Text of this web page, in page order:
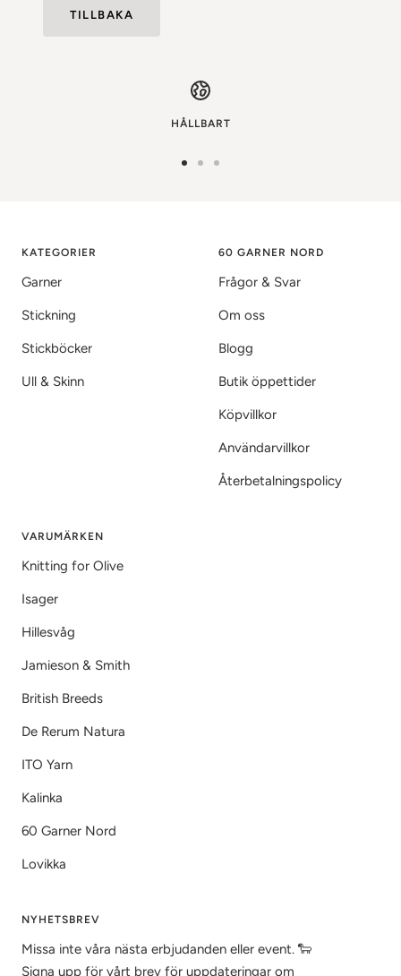
TILLBAKA
HÅLLBART
KATEGORIER
Garner
Stickning
Stickböcker
Ull & Skinn
60 GARNER NORD
Frågor & Svar
Om oss
Blogg
Butik öppettider
Köpvillkor
Användarvillkor
Återbetalningspolicy
VARUMÄRKEN
Knitting for Olive
Isager
Hillesvåg
Jamieson & Smith
British Breeds
De Rerum Natura
ITO Yarn
Kalinka
60 Garner Nord
Lovikka
NYHETSBREV
Missa inte våra nästa erbjudanden eller event. 🐑
Signa upp för vårt brev för uppdateringar om